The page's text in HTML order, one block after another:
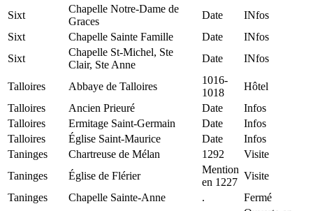
Sixt
Chapelle Notre-Dame de
Graces
Date
INfos
Sixt
Chapelle Sainte Famille Date
INfos
Sixt
Chapelle St-Michel, Ste
Clair, Ste Anne
Date INfos
Talloires Abbaye de Talloires
1016-
1018
Hôtel
Talloires
Ancien Prieuré Date
Infos
Talloires
Ermitage Saint-Germain Date
Infos
Talloires
Église Saint-Maurice Date
Infos
Taninges
Chartreuse de Mélan 1292
Visite
Taninges
Église de Flérier
Mention
en 1227
Visite
Taninges
Chapelle Sainte-Anne .
Fermé